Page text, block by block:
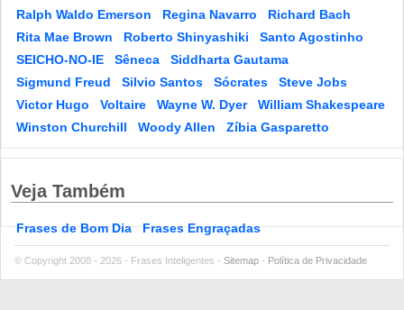
Ralph Waldo Emerson
Regina Navarro
Richard Bach
Rita Mae Brown
Roberto Shinyashiki
Santo Agostinho
SEICHO-NO-IE
Sêneca
Siddharta Gautama
Sigmund Freud
Silvio Santos Sócrates
Steve Jobs
Victor Hugo
Voltaire Wayne W. Dyer
William Shakespeare
Winston Churchill
Woody Allen Zíbia Gasparetto
Veja Também
Frases de Bom Dia Frases Engraçadas
© Copyright 2008 - 2026 - Frases Inteligentes - Sitemap - Política de Privacidade